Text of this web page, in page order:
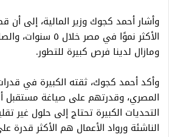
وأشار أحمد كجوك وزير المالية، إلى أن
الأكثر نموًا في مصر
ومازال لدينا فرص كبيرة للتطور.
وأكد أحمد كجوك، ثقته الكبيرة في
المصري، وقدرتهم على صياغة مستقبل
التحديات الكبيرة تحتاج إلى حلول غير
الناشئة ورواد الأعمال هم الأكثر قدرة